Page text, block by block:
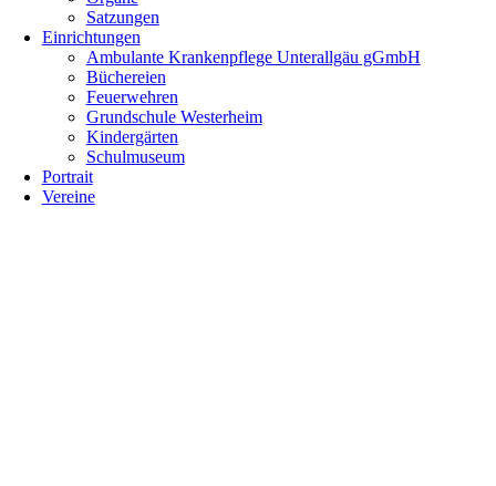
Satzungen
Einrichtungen
Ambulante Krankenpflege Unterallgäu gGmbH
Büchereien
Feuerwehren
Grundschule Westerheim
Kindergärten
Schulmuseum
Portrait
Vereine